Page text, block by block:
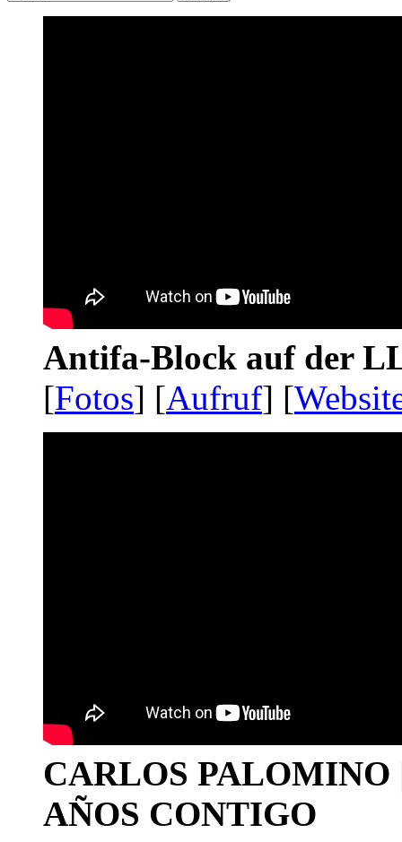
Antifa-Block auf der
[Fotos] [Aufruf] [
CARLOS PALOMINO
AÑOS CONTIGO